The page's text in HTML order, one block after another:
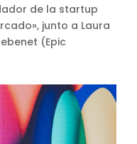
de la startup
junto a Laura
(Epic